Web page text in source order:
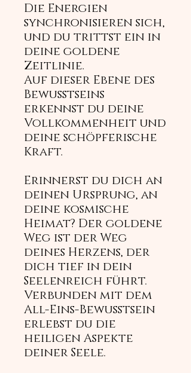
Die Energien
synchronisieren sich,
und du trittst ein in
deine goldene
Zeitlinie.
Auf dieser Ebene des
Bewusstseins
erkennst du deine
Vollkommenheit und
deine schöpferische
Kraft.
Erinnerst du dich an
deinen Ursprung, an
deine kosmische
Heimat? Der goldene
Weg ist der Weg
deines Herzens, der
dich tief in dein
Seelenreich führt.
Verbunden mit dem
All-Eins-Bewusstsein
erlebst du die
heiligen Aspekte
deiner Seele.